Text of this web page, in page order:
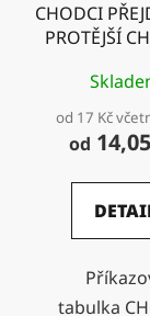
CHODCI
PROTĚJŠÍ
od 17 Kč
od
tabulka